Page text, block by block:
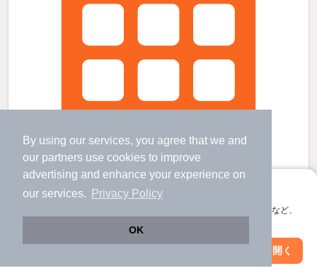
By using our services, you agree that we and
our partners use cookies to improve
advertising and enhance your experience on
our services.
Privacy Policy
OK
アプリに切り替えて、サクサクお部屋探し
会員登録なしですぐ使える。マップ検索やお気に入り保存など、
アプリを開く
黒川駅 歩
若葉台駅 歩
はるひ野駅 歩10分 （多摩線）
絞り込み条件を変更